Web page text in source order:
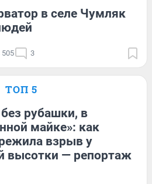
в селе Чумляк
505 3
ТОП 5
рубашки, в
майке»: как
взрыв у
высотки — репортаж